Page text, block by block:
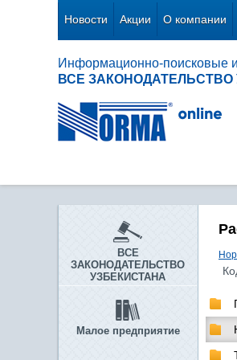
Новости Акции О компании
Информационно-поисковые
ВСЕ ЗАКОНОДАТЕЛЬСТВО
ВСЕ
ЗАКОНОДАТЕЛЬСТВО
УЗБЕКИСТАНА
Малое предприятие